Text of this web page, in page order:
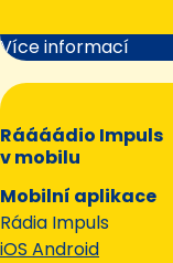
Více informací
Ráááádio Impuls
v mobilu
Mobilní aplikace
Rádia Impuls
iOS Android